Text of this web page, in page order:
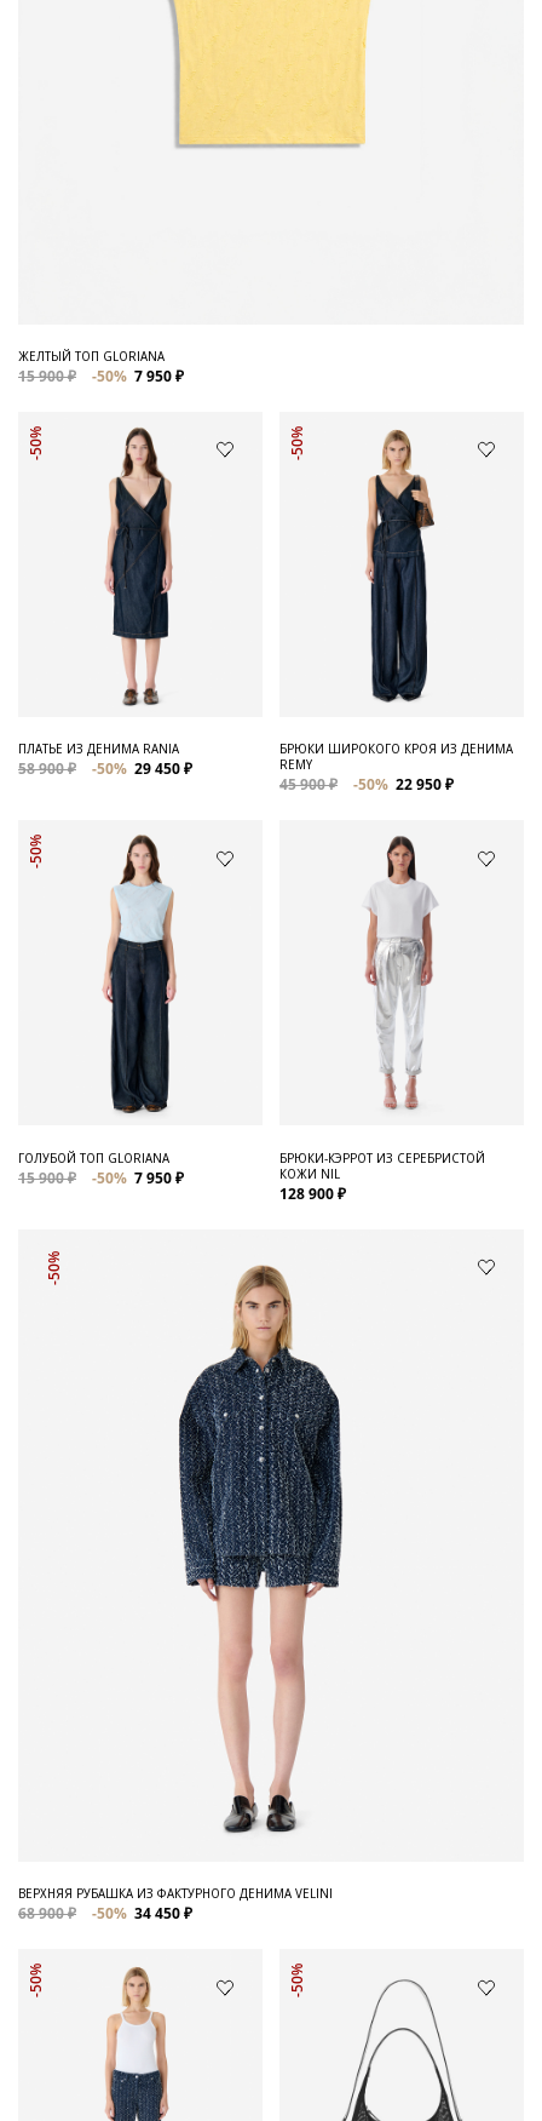
ЖЕЛТЫЙ ТОП GLORIANA
15 900 ₽ -50% 7 950 ₽
-50%
ПЛАТЬЕ ИЗ ДЕНИМА RANIA
58 900 ₽ -50% 29 450 ₽
-50%
БРЮКИ ШИРОКОГО КРОЯ ИЗ ДЕНИМА
REMY
45 900 ₽ -50% 22 950 ₽
-50%
ГОЛУБОЙ ТОП GLORIANA
15 900 ₽ -50% 7 950 ₽
БРЮКИ-КЭРРОТ ИЗ СЕРЕБРИСТОЙ
КОЖИ NIL
128 900 ₽
-50%
ВЕРХНЯЯ РУБАШКА ИЗ ФАКТУРНОГО ДЕНИМА VELINI
68 900 ₽ -50% 34 450 ₽
-50% -50%